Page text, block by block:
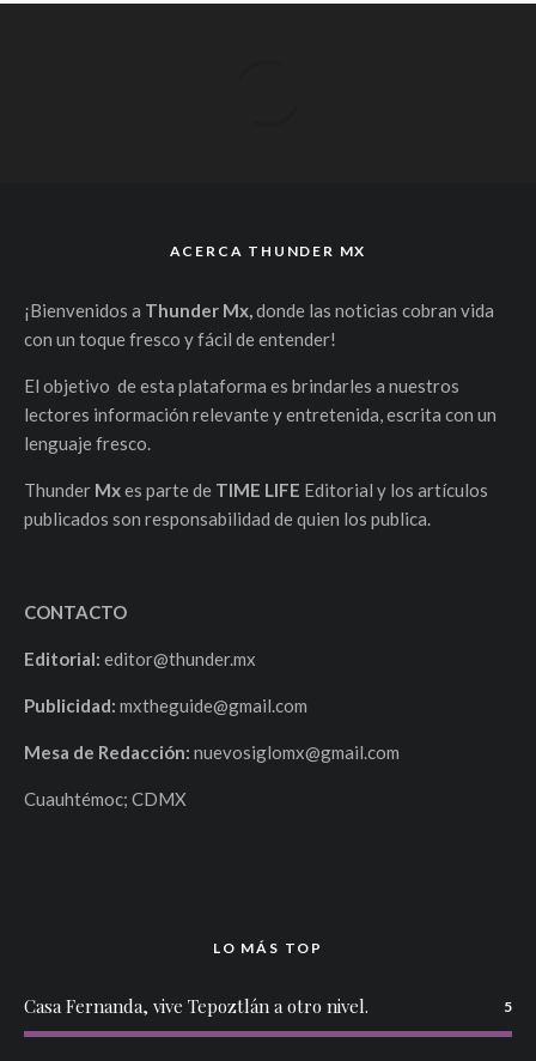
ACERCA THUNDER MX
¡Bienvenidos a Thunder Mx,donde las noticias cobran vida
con un toque fresco y fácil de entender!
El objetivo de esta plataforma es brindarles a nuestros
lectores información relevante y entretenida, escrita con un
lenguaje fresco.
Thunder Mxes parte de TIME LIFE Editorial y los artículos
publicados son responsabilidad de quien los publica.
CONTACTO
Editorial: editor@thunder.mx
Publicidad: mxtheguide@gmail.com
Mesa de Redacción: nuevosiglomx@gmail.com
Cuauhtémoc; CDMX
LO MÁS TOP
Casa Fernanda, vive Tepoztlán a otro nivel. 5